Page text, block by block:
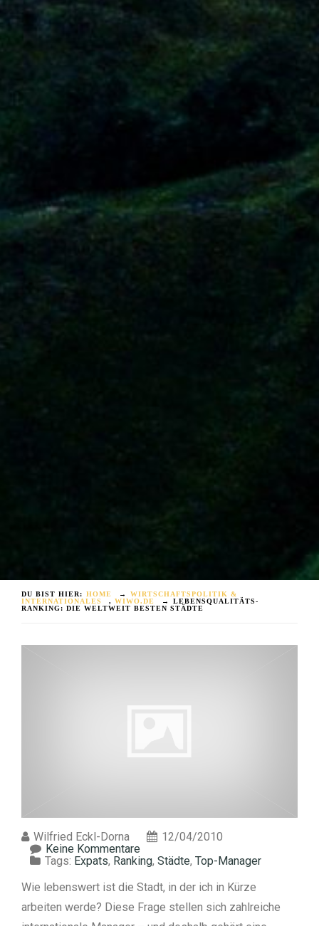
DU BIST HIER: HOME →
WIRTSCHAFTSPOLITIK &
INTERNATIONALES
, WIWO.DE →
LEBENSQUALITÄTS-
RANKING: DIE WELTWEIT BESTEN STÄDTE
Wilfried Eckl-Dorna
12/04/2010
Keine Kommentare
Tags: Expats, Ranking, Städte, Top-Manager
Wie lebenswert ist die Stadt, in der ich in Kürze
arbeiten werde? Diese Frage stellen sich zahlreiche